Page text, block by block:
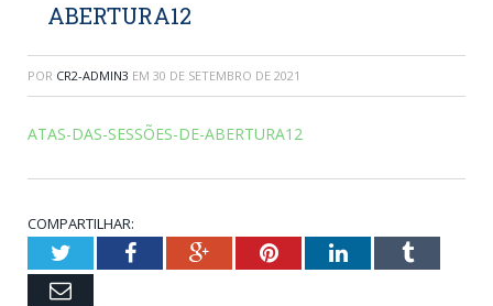
ABERTURA12
POR CR2-ADMIN3 EM 30 DE SETEMBRO DE 2021
ATAS-DAS-SESSÕES-DE-ABERTURA12
COMPARTILHAR:
TwitterFacebookGoogle+PinterestLinkedInTumblr
Email